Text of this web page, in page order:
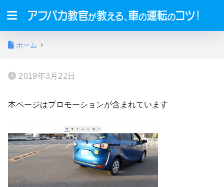
ホーム
2019年3月22日
本ページはプロモーションが含まれています